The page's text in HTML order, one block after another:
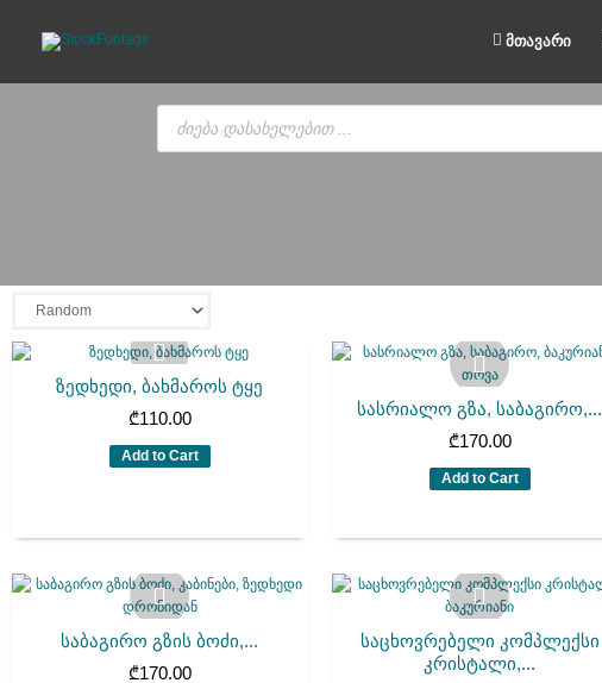
content
მთავარი
Products
search
ზედხედი, ბახმაროს ტყე
₾110.00
Add to Cart
სასრიალო გზა, საბაგირო,...
₾170.00
Add to Cart
საბაგირო გზის ბოძი,...
₾170.00
საცხოვრებელი კომპლექსი
კრისტალი,...